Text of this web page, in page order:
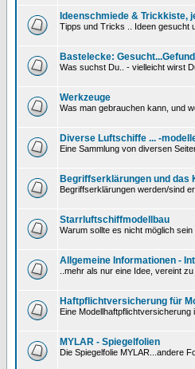
Ideenschmiede & Trickkiste,
Tipps und Tricks .. Ideen gesucht
Bastelecke:
Was suchst Du.. - vielleicht wirst
Werkzeuge
Was man gebrauchen kann, und
Diverse Luftschiffe ... -
Eine Sammlung von diversen
Begriffserklärungen und das
Begriffserklärungen werden/sind
Starrluftschiffmodellbau
Warum sollte es nicht möglich
Allgemeine Informationen -
..mehr als nur eine Idee, vereint
Haftpflichtversicherung für
Eine Modellhaftpflichtversicherung
MYLAR - Spiegelfolien
Die Spiegelfolie MYLAR...andere